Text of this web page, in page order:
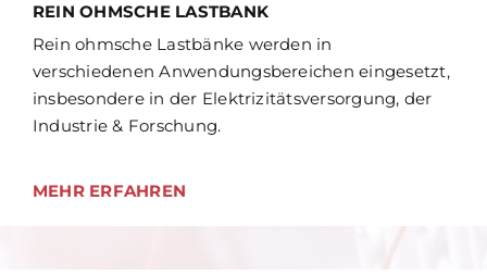
REIN OHMSCHE LASTBANK
Rein ohmsche Lastbänke werden in
verschiedenen Anwendungsbereichen eingesetzt,
insbesondere in der Elektrizitätsversorgung, der
Industrie & Forschung.
MEHR ERFAHREN